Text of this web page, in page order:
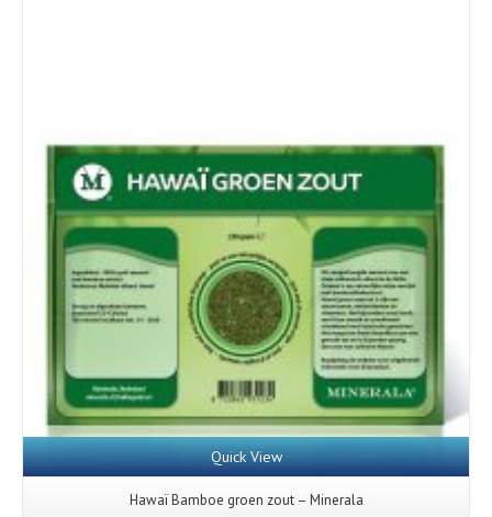
Quick View
Hawaï Bamboe groen zout – Minerala